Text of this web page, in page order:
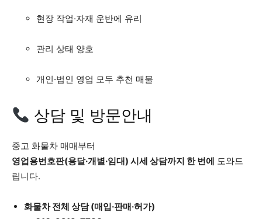
현장 작업·자재 운반에 유리
관리 상태 양호
개인·법인 영업 모두 추천 매물
상담 및 방문안내
중고 화물차 매매부터
영업용번호판(용달·개별·임대) 시세 상담까지 한 번에 도와드
립니다.
화물차 전체 상담 (매입·판매·허가)